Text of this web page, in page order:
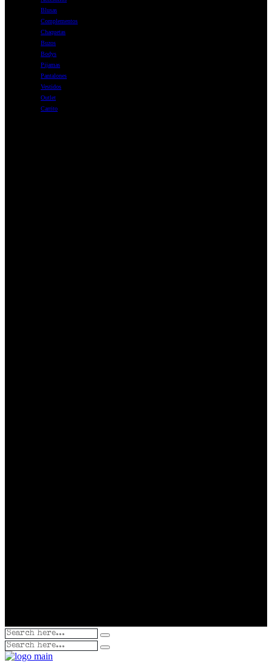
Blusas
Complementos
Chaquetas
Buzos
Bodys
Pijamas
Pantalones
Vestidos
Outlet
Carrito